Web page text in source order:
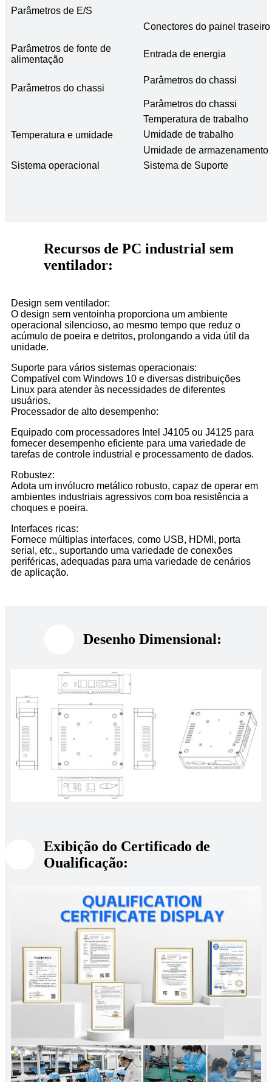
Parâmetros de E/S
Conectores do painel traseiro
Parâmetros de fonte de
alimentação
Entrada de energia
Parâmetros do chassi
Parâmetros do chassi
Parâmetros do chassi
Temperatura e umidade
Temperatura de trabalho
Umidade de trabalho
Umidade de armazenamento
Sistema operacional
Sistema de Suporte
Recursos de PC industrial sem
ventilador:
Design sem ventilador:
O design sem ventoinha proporciona um ambiente
operacional silencioso, ao mesmo tempo que reduz o
acúmulo de poeira e detritos, prolongando a vida útil da
unidade.
Suporte para vários sistemas operacionais:
Compatível com Windows 10 e diversas distribuições
Linux para atender às necessidades de diferentes
usuários.
Processador de alto desempenho:
Equipado com processadores Intel J4105 ou J4125 para
fornecer desempenho eficiente para uma variedade de
tarefas de controle industrial e processamento de dados.
Robustez:
Adota um invólucro metálico robusto, capaz de operar em
ambientes industriais agressivos com boa resistência a
choques e poeira.
Interfaces ricas:
Fornece múltiplas interfaces, como USB, HDMI, porta
serial, etc., suportando uma variedade de conexões
periféricas, adequadas para uma variedade de cenários
de aplicação.
Desenho Dimensional:
Exibição do Certificado de
Oualificação: